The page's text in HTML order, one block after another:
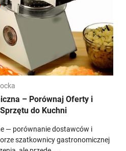
do Kuchni
— porównanie dostawców i